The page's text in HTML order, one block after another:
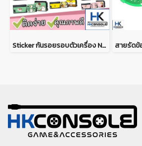
Sticker กันรอยรอบตัวเครื่อง Nintendo Switch ติดรอบตัวเครื่อง หน้า+หลัง ติดกันรอย Dock ครบชุด *ลายที่21-40*